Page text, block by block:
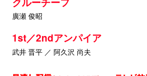
廣瀬 俊昭
1st／2ndアンパイア
武井 晋平 ／ 阿久沢 尚夫